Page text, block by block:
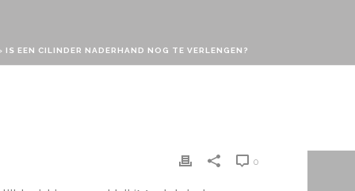
IS EEN CILINDER NADERHAND NOG TE VERLENGEN?
0